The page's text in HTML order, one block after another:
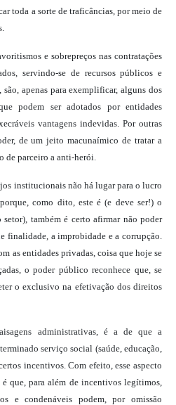
toda a sorte de traficâncias, por meio de
e sobrepreços nas contratações
servindo-se de recursos públicos e
são, apenas para exemplificar, alguns dos
podem ser adotados por entidades
vantagens indevidas. Por outras
de um jeito macunaímico de tratar a
de parceiro a anti-herói.
institucionais não há lugar para o lucro
como dito, este é (e deve ser!) o
também é certo afirmar não poder
finalidade, a improbidade e a corrupção.
as entidades privadas, coisa que hoje se
o poder público reconhece que, se
o exclusivo na efetivação dos direitos
administrativas, é a de que a
serviço social (saúde, educação,
incentivos. Com efeito, esse aspecto
que, para além de incentivos legítimos,
e condenáveis podem, por omissão